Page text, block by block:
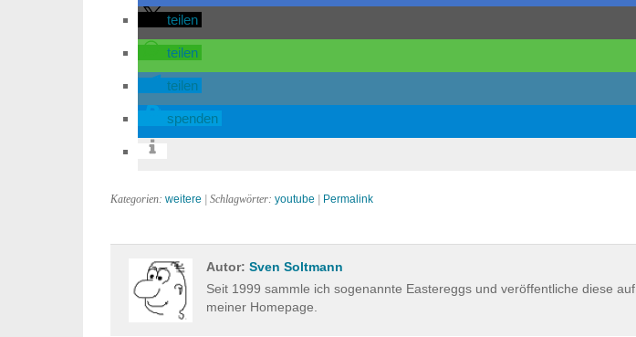
teilen
teilen
teilen
spenden
Kategorien: weitere | Schlagwörter: youtube Permalink
Autor: Sven Soltmann
Seit 1999 sammle ich sogenannte Eastereggs und veröffentliche diese auf
meiner Homepage.